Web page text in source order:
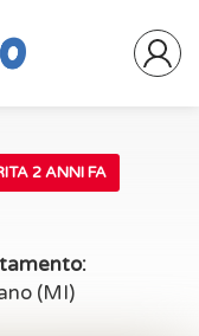
2 ANNI FA
(MI)